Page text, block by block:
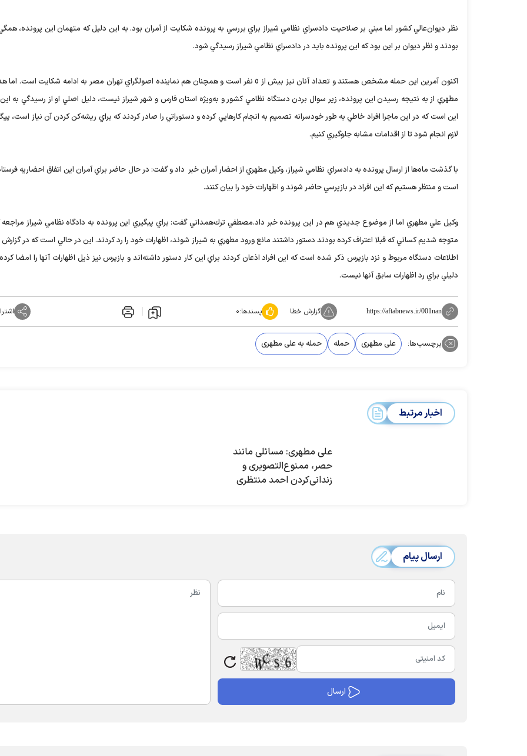
نظر ديوان‌عالي كشور اما مبني بر صلاحيت دادسراي نظامي شيراز براي بررسي به پرونده شكايت از آمران بود. به اين دليل كه متهمان اين پرونده،
بودند و نظر ديوان بر اين بود كه اين پرونده بايد در دادسراي نظامي شيراز رسيدگي شود.
اكنون آمرين اين حمله مشخص هستند و تعداد آنان نيز بيش از ٥ نفر است و همچنان هم نماينده اصولگراي تهران مصر به ادامه شكايت
مطهري از به نتيجه رسيدن اين پرونده، زير سوال بردن دستگاه نظامي كشور و به‌ويژه استان فارس و شهر شيراز نيست، دليل اصلي او از رسيدگي به
اين است كه در اين ماجرا افراد خاطي به طور خودسرانه تصميم به انجام كارهايي كرده و دستوراتي را صادر كردند كه براي ريشه‌كن كردن آن نياز است،
لازم انجام شود تا از اقدامات مشابه جلوگيري كنيم.
با گذشت ماه‌ها از ارسال پرونده به دادسراي نظامي شيراز، وكيل مطهري از احضار آمران خبر داد و گفت: در حال حاضر براي آمران اين اتفاق احضاريه
است و منتظر هستيم كه اين افراد در بازپرسي حاضر شوند و اظهارات خود را بيان كنند.
وكيل علي مطهري اما از موضوع جديدي هم در اين پرونده خبر داد.مصطفي ترك‌همداني گفت: براي پيگيري اين پرونده به دادگاه نظامي شيراز مراجعه
متوجه شديم كساني كه قبلا اعتراف كرده بودند دستور داشتند مانع ورود مطهري به شيراز شوند، اظهارات خود را رد كردند. اين در حالي است كه در
اطلاعات دستگاه مربوط و نزد بازپرس ذكر شده است كه اين افراد اذعان كردند براي اين كار دستور داشته‌اند و بازپرس نيز ذيل اظهارات آنها را امضا
دليلي براي رد اظهارات سابق آنها نيست.
https://aftabnews.ir/001nan گزارش خطا پسندها:۰
برچسب‌ها: علی مطهری حمله حمله به علی مطهری
اخبار مرتبط
علی مطهری: مسائلی مانند
حصر، ممنوع‌التصویری و
زندانی‌کردن احمد منتظری
ارسال پیام